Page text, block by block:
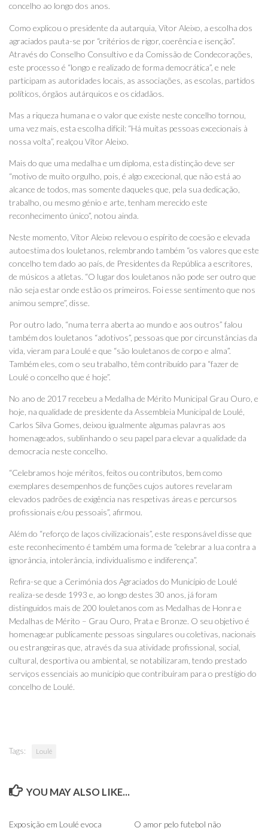
concelho ao longo dos anos.
Como explicou o presidente da autarquia, Vítor Aleixo, a escolha dos
agraciados pauta-se por “critérios de rigor, coerência e isenção”.
Através do Conselho Consultivo e da Comissão de Condecorações,
este processo é “longo e realizado de forma democrática”, e nele
participam as autoridades locais, as associações, as escolas, partidos
políticos, órgãos autárquicos e os cidadãos.
Mas a riqueza humana e o valor que existe neste concelho tornou,
uma vez mais, esta escolha difícil: “Há muitas pessoas excecionais à
nossa volta”, realçou Vítor Aleixo.
Mais do que uma medalha e um diploma, esta distinção deve ser
“motivo de muito orgulho, pois, é algo excecional, que não está ao
alcance de todos, mas somente daqueles que, pela sua dedicação,
trabalho, ou mesmo génio e arte, tenham merecido este
reconhecimento único”, notou ainda.
Neste momento, Vítor Aleixo relevou o espírito de coesão e elevada
autoestima dos louletanos, relembrando também “os valores que este
concelho tem dado ao país, de Presidentes da República a escritores,
de músicos a atletas. “O lugar dos louletanos não pode ser outro que
não seja estar onde estão os primeiros. Foi esse sentimento que nos
animou sempre”, disse.
Por outro lado, “numa terra aberta ao mundo e aos outros” falou
também dos louletanos “adotivos”, pessoas que por circunstâncias da
vida, vieram para Loulé e que “são louletanos de corpo e alma”.
Também eles, com o seu trabalho, têm contribuído para “fazer de
Loulé o concelho que é hoje”.
No ano de 2017 recebeu a Medalha de Mérito Municipal Grau Ouro, e
hoje, na qualidade de presidente da Assembleia Municipal de Loulé,
Carlos Silva Gomes, deixou igualmente algumas palavras aos
homenageados, sublinhando o seu papel para elevar a qualidade da
democracia neste concelho.
“Celebramos hoje méritos, feitos ou contributos, bem como
exemplares desempenhos de funções cujos autores revelaram
elevados padrões de exigência nas respetivas áreas e percursos
profissionais e/ou pessoais”, afirmou.
Além do “reforço de laços civilizacionais”, este responsável disse que
este reconhecimento é também uma forma de “celebrar a lua contra a
ignorância, intolerância, individualismo e indiferença”.
Refira-se que a Cerimónia dos Agraciados do Município de Loulé
realiza-se desde 1993 e, ao longo destes 30 anos, já foram
distinguidos mais de 200 louletanos com as Medalhas de Honra e
Medalhas de Mérito – Grau Ouro, Prata e Bronze. O seu objetivo é
homenagear publicamente pessoas singulares ou coletivas, nacionais
ou estrangeiras que, através da sua atividade profissional, social,
cultural, desportiva ou ambiental, se notabilizaram, tendo prestado
serviços essenciais ao município que contribuíram para o prestígio do
concelho de Loulé.
Tags: Loulé
YOU MAY ALSO LIKE...
Exposição em Loulé evoca
O amor pelo futebol não